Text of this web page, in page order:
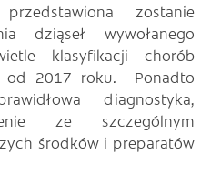
zostanie
dziąseł wywołanego
klasyfikacji chorób
od 2017 roku. Ponadto
diagnostyka,
ze szczególnym
środków i preparatów